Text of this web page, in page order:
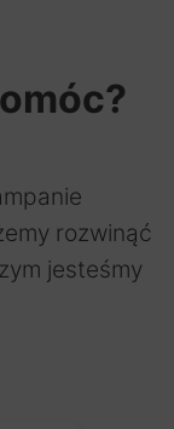
rozwinąć
jesteśmy